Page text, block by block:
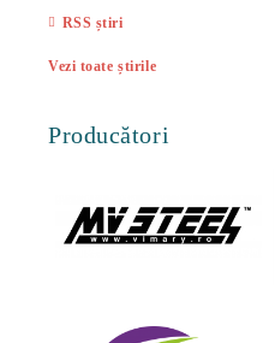
RSS știri
Vezi toate știrile
Producători